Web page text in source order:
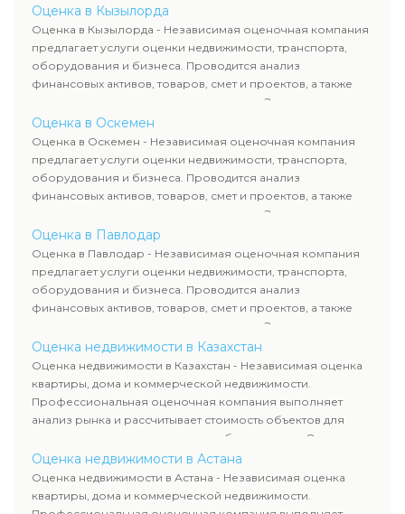
определяют рыночную стоимость имущества и
рассчитывают ущерб. Все отчеты соответствуют
требованиям законодательства и используются для
сделок, кредитования и судебных процессов.
Оценка в Кызылорда
Оценка в Кызылорда - Независимая оценочная компания
предлагает услуги оценки недвижимости, транспорта,
оборудования и бизнеса. Проводится анализ
финансовых активов, товаров, смет и проектов, а также
оценка животных и недропользования. Эксперты
определяют рыночную стоимость имущества и
рассчитывают ущерб. Все отчеты соответствуют
требованиям законодательства и используются для
сделок, кредитования и судебных процессов.
Оценка в Оскемен
Оценка в Оскемен - Независимая оценочная компания
предлагает услуги оценки недвижимости, транспорта,
оборудования и бизнеса. Проводится анализ
финансовых активов, товаров, смет и проектов, а также
оценка животных и недропользования. Эксперты
определяют рыночную стоимость имущества и
рассчитывают ущерб. Все отчеты соответствуют
требованиям законодательства и используются для
сделок, кредитования и судебных процессов.
Оценка в Павлодар
Оценка в Павлодар - Независимая оценочная компания
предлагает услуги оценки недвижимости, транспорта,
оборудования и бизнеса. Проводится анализ
финансовых активов, товаров, смет и проектов, а также
оценка животных и недропользования. Эксперты
определяют рыночную стоимость имущества и
рассчитывают ущерб. Все отчеты соответствуют
требованиям законодательства и используются для
сделок, кредитования и судебных процессов.
Оценка недвижимости в Казахстан
Оценка недвижимости в Казахстан - Независимая оценка
квартиры, дома и коммерческой недвижимости.
Профессиональная оценочная компания выполняет
анализ рынка и рассчитывает стоимость объектов для
продажи, ипотеки, аренды и судебных споров. Оценка
недвижимости включает современные методы и
гарантирует объективные результаты. Отчеты
используются для банков, судов и страховых компаний по
всему Казахстану.
Оценка недвижимости в Астана
Оценка недвижимости в Астана - Независимая оценка
квартиры, дома и коммерческой недвижимости.